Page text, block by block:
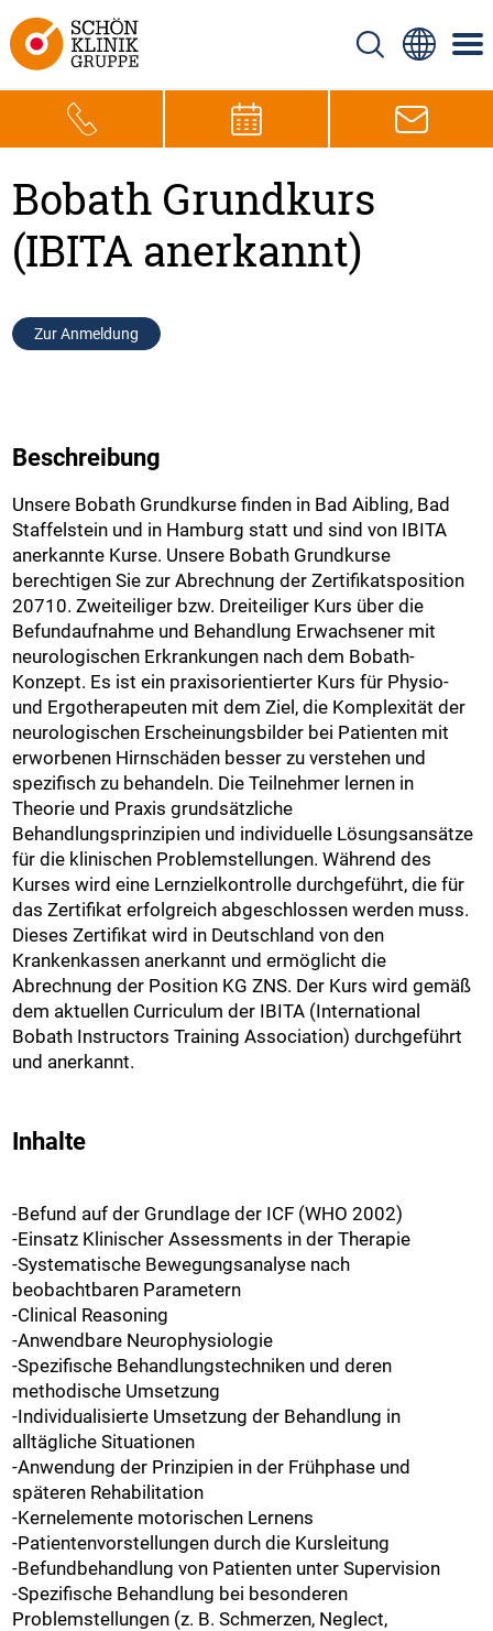
Bobath Grundkurs
(IBITA anerkannt)
Zur Anmeldung
Beschreibung
Unsere Bobath Grundkurse finden in Bad Aibling, Bad
Staffelstein und in Hamburg statt und sind von IBITA
anerkannte Kurse. Unsere Bobath Grundkurse
berechtigen Sie zur Abrechnung der Zertifikatsposition
20710. Zweiteiliger bzw. Dreiteiliger Kurs über die
Befundaufnahme und Behandlung Erwachsener mit
neurologischen Erkrankungen nach dem Bobath-
Konzept. Es ist ein praxisorientierter Kurs für Physio-
und Ergotherapeuten mit dem Ziel, die Komplexität der
neurologischen Erscheinungsbilder bei Patienten mit
erworbenen Hirnschäden besser zu verstehen und
spezifisch zu behandeln. Die Teilnehmer lernen in
Theorie und Praxis grundsätzliche
Behandlungsprinzipien und individuelle Lösungsansätze
für die klinischen Problemstellungen. Während des
Kurses wird eine Lernzielkontrolle durchgeführt, die für
das Zertifikat erfolgreich abgeschlossen werden muss.
Dieses Zertifikat wird in Deutschland von den
Krankenkassen anerkannt und ermöglicht die
Abrechnung der Position KG ZNS. Der Kurs wird gemäß
dem aktuellen Curriculum der IBITA (International
Bobath Instructors Training Association) durchgeführt
und anerkannt.
Inhalte
-Befund auf der Grundlage der ICF (WHO 2002)
-Einsatz Klinischer Assessments in der Therapie
-Systematische Bewegungsanalyse nach
beobachtbaren Parametern
-Clinical Reasoning
-Anwendbare Neurophysiologie
-Spezifische Behandlungstechniken und deren
methodische Umsetzung
-Individualisierte Umsetzung der Behandlung in
alltägliche Situationen
-Anwendung der Prinzipien in der Frühphase und
späteren Rehabilitation
-Kernelemente motorischen Lernens
-Patientenvorstellungen durch die Kursleitung
-Befundbehandlung von Patienten unter Supervision
-Spezifische Behandlung bei besonderen
Problemstellungen (z. B. Schmerzen, Neglect,